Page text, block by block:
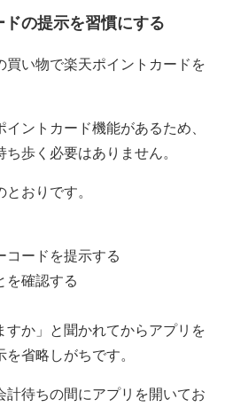
の提示を習慣にする
い物で楽天ポイントカードを
ントカード機能があるため、
歩く必要はありません。
おりです。
コードを提示する
を確認する
すか」と聞かれてからアプリを
省略しがちです。
計待ちの間にアプリを開いてお